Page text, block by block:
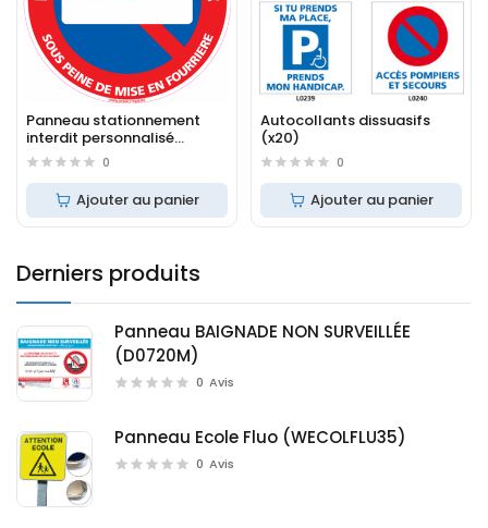
Derniers produits
Panneau BAIGNADE NON SURVEILLÉE
(D0720M)
0 Avis
Panneau Ecole Fluo (WECOLFLU35)
0 Avis
Panneau stationnement
interdit personnalisé
(L0140)
0
Ajouter au panier
Autocollants dissuasifs
(x20)
0
Ajouter au panier